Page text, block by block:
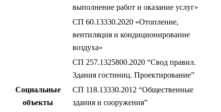
выполнение работ и оказание услуг»
СП 60.13330.2020 «Отопление,
вентиляция и кондиционирование
воздуха»
СП 257.1325800.2020 “Свод правил.
Здания гостиниц. Проектирование”
Социальные
объекты
СП 118.13330.2012 “Общественные
здания и сооружения”